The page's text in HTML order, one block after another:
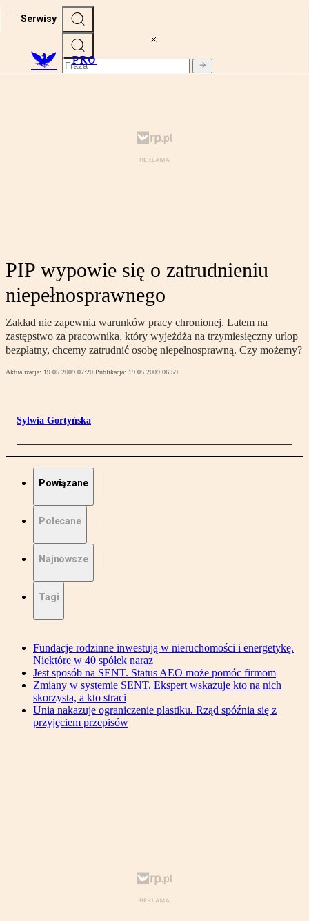
Serwisy
PRO
PIP wypowie się o zatrudnieniu
niepełnosprawnego
Zakład nie zapewnia warunków pracy chronionej. Latem na
zastępstwo za pracownika, który wyjeżdża na trzymiesięczny urlop
bezpłatny, chcemy zatrudnić osobę niepełnosprawną. Czy możemy?
Aktualizacja: 19.05.2009 07:20 Publikacja: 19.05.2009 06:59
Sylwia Gortyńska
Powiązane
Polecane
Najnowsze
Tagi
Fundacje rodzinne inwestują w nieruchomości i energetykę.
Niektóre w 40 spółek naraz
Jest sposób na SENT. Status AEO może pomóc firmom
Zmiany w systemie SENT. Ekspert wskazuje kto na nich
skorzysta, a kto straci
Unia nakazuje ograniczenie plastiku. Rząd spóźnia się z
przyjęciem przepisów